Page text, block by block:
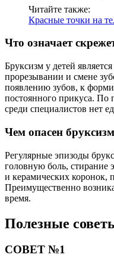
Читайте также:
Красные точки на
Что означает
Бруксизм у детей
прорезывании и смене
появлению зубов, к
постоянного прикуса. По
среди специалистов нет
Чем опасен
Регулярные эпизоды
головную боль, стирание
и керамических коронок,
Преимущественно
время.
Полезные
СОВЕТ №1